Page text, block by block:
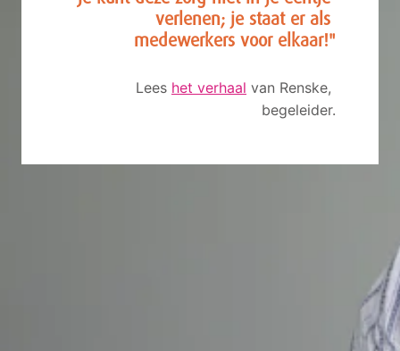
verlenen; je staat er als
medewerkers voor elkaar!"
Lees het verhaal van Renske,
begeleider.